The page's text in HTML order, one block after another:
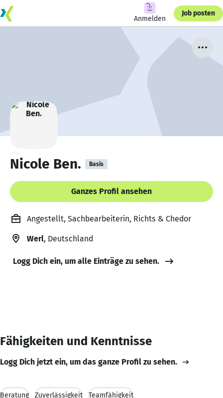
Anmelden
Job posten
Nicole Ben. Basis
Ganzes Profil ansehen
Angestellt, Sachbearbeiterin, Richts & Chedor
Werl, Deutschland
Logg Dich ein, um alle Einträge zu sehen.
Fähigkeiten und Kenntnisse
Logg Dich jetzt ein, um das ganze Profil zu sehen.
Beratung Zuverlässigkeit Teamfähigkeit